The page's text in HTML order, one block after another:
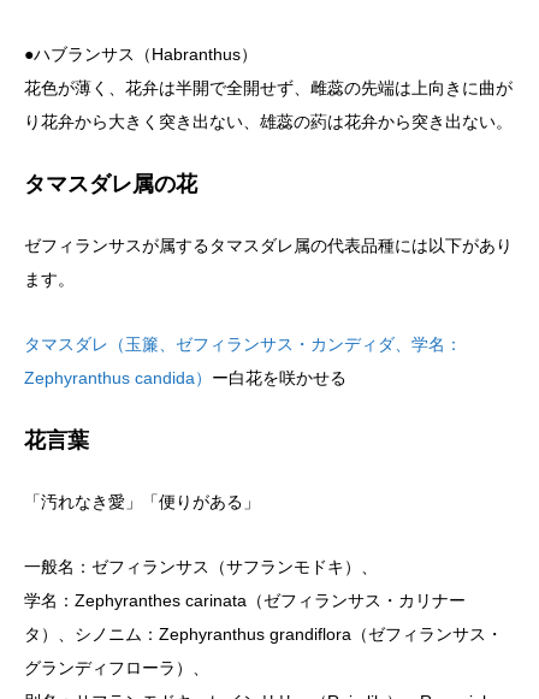
●ハブランサス（Habranthus）
花色が薄く、花弁は半開で全開せず、雌蕊の先端は上向きに曲が
り花弁から大きく突き出ない、雄蕊の葯は花弁から突き出ない。
タマスダレ属の花
ゼフィランサスが属するタマスダレ属の代表品種には以下があり
ます。
タマスダレ（玉簾、ゼフィランサス・カンディダ、学名：
Zephyranthus candida） ー白花を咲かせる
花言葉
「汚れなき愛」「便りがある」
一般名：ゼフィランサス（サフランモドキ）、
学名：Zephyranthes carinata（ゼフィランサス・カリナー
タ）、シノニム：Zephyranthus grandiflora（ゼフィランサス・
グランディフローラ）、